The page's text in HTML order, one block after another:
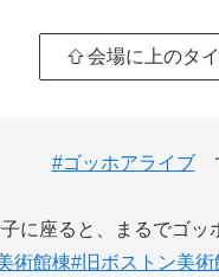
会場に上のタ
#ゴッホアライブ
に座ると、まるでゴッ
術館棟#旧ボストン美術